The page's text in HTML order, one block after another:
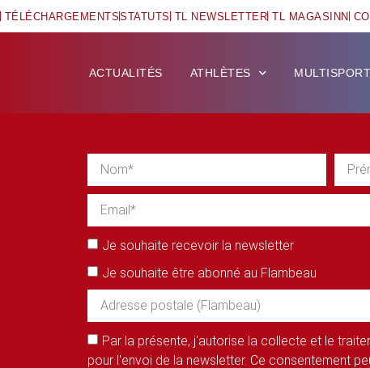
TÉLÉCHARGEMENTSSTATUTS TL NEWSLETTER TL MAGASINN
ACTUALITÉS ATHLÈTES
Je souhaite recevoir la newsletter
Je souhaite être abonné au Flambeau
Par la présente, j'autorise la collecte et le
pour l'envoi de la newsletter. Ce consentement